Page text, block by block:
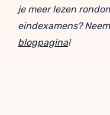
je meer lezen
eindexamens?
blogpagina!